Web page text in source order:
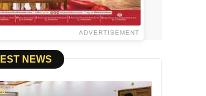
ADVERTISEMENT
NEWS